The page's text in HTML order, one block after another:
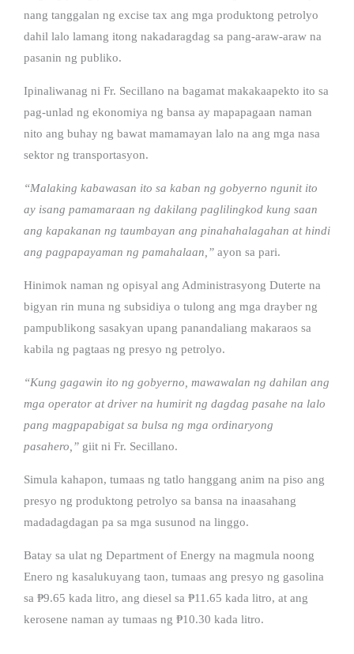
nang tanggalan ng excise tax ang mga produktong petrolyo
dahil lalo lamang itong nakadaragdag sa pang-araw-araw na
pasanin ng publiko.
Ipinaliwanag ni Fr. Secillano na bagamat makakaapekto ito sa
pag-unlad ng ekonomiya ng bansa ay mapapagaan naman
nito ang buhay ng bawat mamamayan lalo na ang mga nasa
sektor ng transportasyon.
“Malaking kabawasan ito sa kaban ng gobyerno ngunit ito
ay isang pamamaraan ng dakilang paglilingkod kung saan
ang kapakanan ng taumbayan ang pinahahalagahan at hindi
ang pagpapayaman ng pamahalaan,” ayon sa pari.
Hinimok naman ng opisyal ang Administrasyong Duterte na
bigyan rin muna ng subsidiya o tulong ang mga drayber ng
pampublikong sasakyan upang panandaliang makaraos sa
kabila ng pagtaas ng presyo ng petrolyo.
“Kung gagawin ito ng gobyerno, mawawalan ng dahilan ang
mga operator at driver na humirit ng dagdag pasahe na lalo
pang magpapabigat sa bulsa ng mga ordinaryong
pasahero,” giit ni Fr. Secillano.
Simula kahapon, tumaas ng tatlo hanggang anim na piso ang
presyo ng produktong petrolyo sa bansa na inaasahang
madadagdagan pa sa mga susunod na linggo.
Batay sa ulat ng Department of Energy na magmula noong
Enero ng kasalukuyang taon, tumaas ang presyo ng gasolina
sa ₱9.65 kada litro, ang diesel sa ₱11.65 kada litro, at ang
kerosene naman ay tumaas ng ₱10.30 kada litro.